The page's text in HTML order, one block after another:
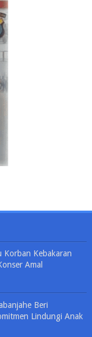
Korban Kebakaran
Amal
Beri
Lindungi Anak